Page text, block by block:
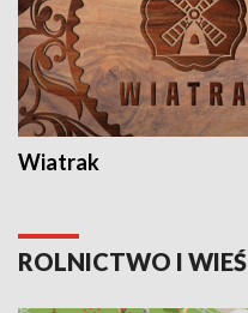
Wiatrak
ROLNICTWO I WIEŚ